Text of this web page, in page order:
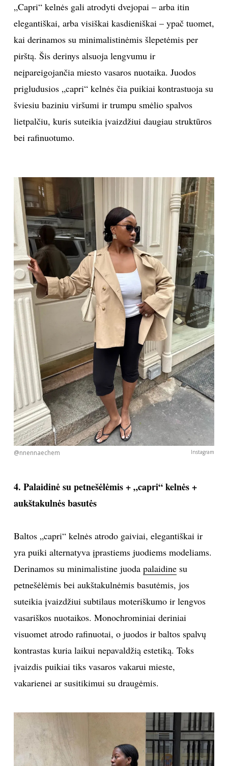
„Capri“ kelnės gali atrodyti dvejopai – arba itin
elegantiškai, arba visiškai kasdieniškai – ypač tuomet,
kai derinamos su minimalistinėmis šlepetėmis per
pirštą. Šis derinys alsuoja lengvumu ir
neįpareigojančia miesto vasaros nuotaika. Juodos
prigludusios „capri“ kelnės čia puikiai kontrastuoja su
šviesiu baziniu viršumi ir trumpu smėlio spalvos
lietpalčiu, kuris suteikia įvaizdžiui daugiau struktūros
bei rafinuotumo.
@nnennaechem Instagram
4. Palaidinė su petnešėlėmis + „capri“ kelnės +
aukštakulnės basutės
Baltos „capri“ kelnės atrodo gaiviai, elegantiškai ir
yra puiki alternatyva įprastiems juodiems modeliams.
Derinamos su minimalistine juoda palaidinesu
petnešėlėmis bei aukštakulnėmis basutėmis, jos
suteikia įvaizdžiui subtilaus moteriškumo ir lengvos
vasariškos nuotaikos. Monochrominiai deriniai
visuomet atrodo rafinuotai, o juodos ir baltos spalvų
kontrastas kuria laikui nepavaldžią estetiką. Toks
įvaizdis puikiai tiks vasaros vakarui mieste,
vakarienei ar susitikimui su draugėmis.